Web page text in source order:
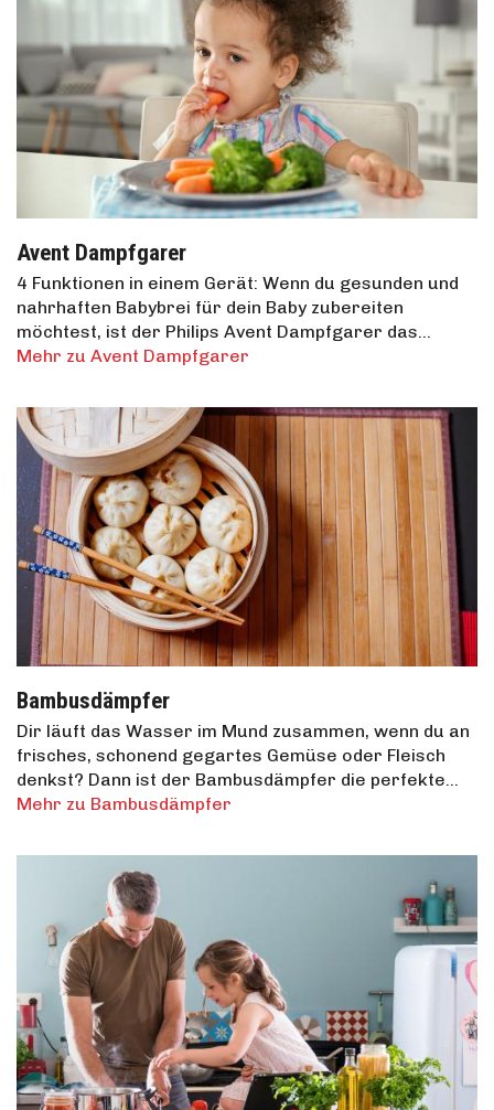
Avent Dampfgarer
4 Funktionen in einem Gerät: Wenn du gesunden und
nahrhaften Babybrei für dein Baby zubereiten
möchtest, ist der Philips Avent Dampfgarer das…
Mehr zu Avent Dampfgarer
Bambusdämpfer
Dir läuft das Wasser im Mund zusammen, wenn du an
frisches, schonend gegartes Gemüse oder Fleisch
denkst? Dann ist der Bambusdämpfer die perfekte…
Mehr zu Bambusdämpfer